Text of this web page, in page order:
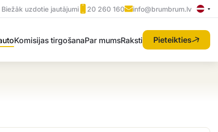
Biežāk uzdotie jautājumi 20 260 160 info@brumbrum.lv
Komisijas tirgošanaPar mumsRaksti Pieteikties